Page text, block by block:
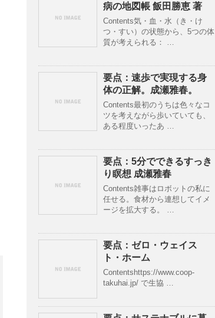
病の地図帳 飯田勝恵 著
Contents気・血・水（き・け
つ・すい）の状態から、5つの体
質が考えられる： …
要点：速歩で実現する身
体の正解。成瀬雅春。
Contents最初のうちは色々なコ
ツを考えながら歩いていても、
ある程度いったあ …
要点：5分でできるすっき
り瞑想 成瀬雅春
Contents雑事はロボットの私に
任せる。食材から連想してイメ
ージを拡大する。 …
要点：ゼロ・ウェイス
ト・ホーム
Contentshttps://www.coop-
takuhai.jp/ で生協 …